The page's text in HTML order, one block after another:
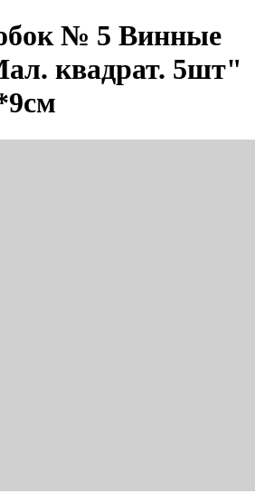
№ 5 Винные
квадрат. 5шт"